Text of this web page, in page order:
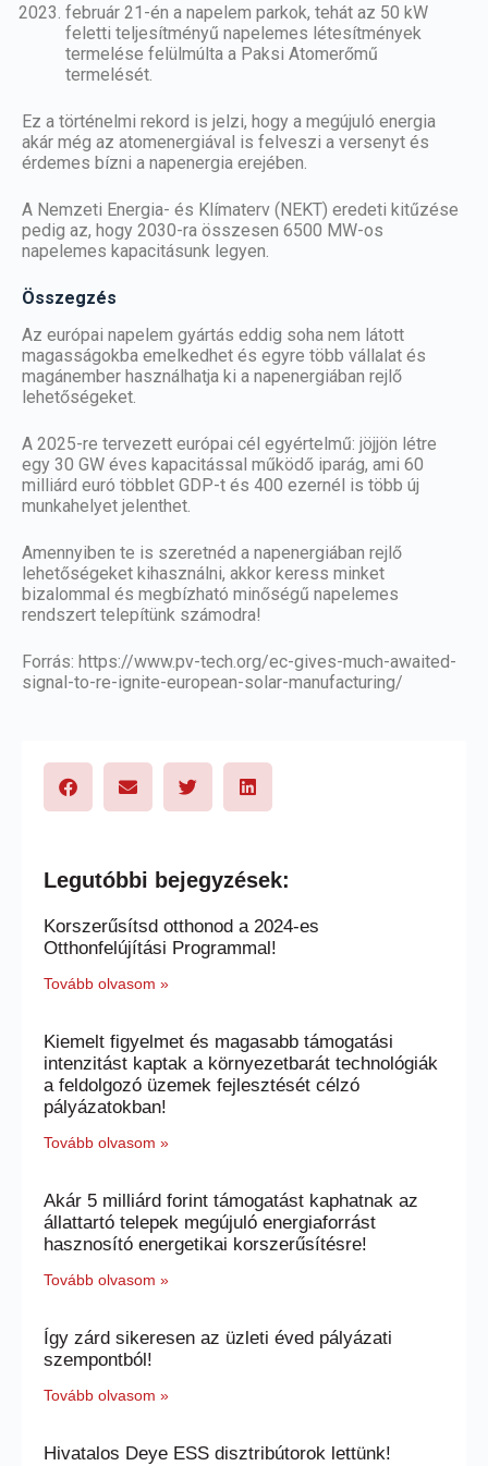
február 21-én a napelem parkok, tehát az 50 kW
feletti teljesítményű napelemes létesítmények
termelése felülmúlta a Paksi Atomerőmű
termelését.
Ez a történelmi rekord is jelzi, hogy a megújuló energia
akár még az atomenergiával is felveszi a versenyt és
érdemes bízni a napenergia erejében.
A Nemzeti Energia- és Klímaterv (NEKT) eredeti kitűzése
pedig az, hogy 2030-ra összesen 6500 MW-os
napelemes kapacitásunk legyen.
Összegzés
Az európai napelem gyártás eddig soha nem látott
magasságokba emelkedhet és egyre több vállalat és
magánember használhatja ki a napenergiában rejlő
lehetőségeket.
A 2025-re tervezett európai cél egyértelmű: jöjjön létre
egy 30 GW éves kapacitással működő iparág, ami 60
milliárd euró többlet GDP-t és 400 ezernél is több új
munkahelyet jelenthet.
Amennyiben te is szeretnéd a napenergiában rejlő
lehetőségeket kihasználni, akkor keress minket
bizalommal és megbízható minőségű napelemes
rendszert telepítünk számodra!
Forrás: https://www.pv-tech.org/ec-gives-much-awaited-
signal-to-re-ignite-european-solar-manufacturing/
Legutóbbi bejegyzések:
Korszerűsítsd otthonod a 2024-es
Otthonfelújítási Programmal!
Tovább olvasom »
Kiemelt figyelmet és magasabb támogatási
intenzitást kaptak a környezetbarát technológiák
a feldolgozó üzemek fejlesztését célzó
pályázatokban!
Tovább olvasom »
Akár 5 milliárd forint támogatást kaphatnak az
állattartó telepek megújuló energiaforrást
hasznosító energetikai korszerűsítésre!
Tovább olvasom »
Így zárd sikeresen az üzleti éved pályázati
szempontból!
Tovább olvasom »
Hivatalos Deye ESS disztribútorok lettünk!